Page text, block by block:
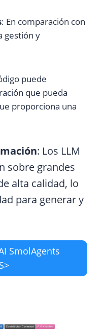
: En comparación con
gestión y
puede
que pueda
proporciona una
: Los LLM
sobre grandes
alta calidad, lo
para generar y
SmolAgents